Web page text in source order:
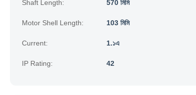
Shaft Length: 570 মিমি
Motor Shell Length: 103 মিমি
Current: 1.১এ
IP Rating: 42